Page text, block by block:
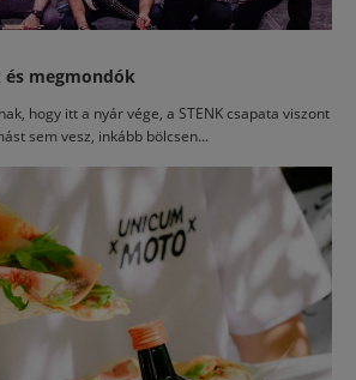
megmondók
hogy itt a nyár vége, a STENK csapata viszont
sem vesz, inkább bölcsen...